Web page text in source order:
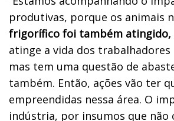
produtivas, porque os animais
frigorífico foi também atingido,
atinge a vida dos
mas tem uma questão de
também. Então, ações vão ter
empreendidas nessa área. O
indústria, por insumos que não